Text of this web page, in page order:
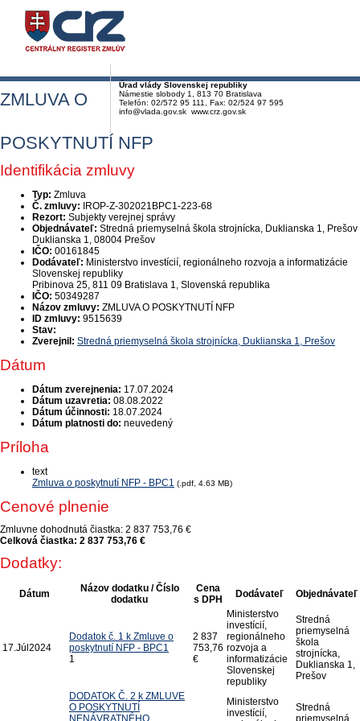
Úrad vlády Slovenskej republiky
Námestie slobody 1, 813 70 Bratislava
Telefón: 02/572 95 111, Fax: 02/524 97 595
info@vlada.gov.sk www.crz.gov.sk
ZMLUVA O
POSKYTNUTÍ NFP
Identifikácia zmluvy
Typ: Zmluva
Č. zmluvy:
IROP-Z-302021BPC1-223-68
Rezort: Subjekty verejnej správy
Objednávateľ: Stredná priemyselná škola strojnícka, Duklianska 1, Prešov
Duklianska 1, 08004 Prešov
IČO: 00161845
Dodávateľ: Ministerstvo investícií, regionálneho rozvoja a informatizácie
Slovenskej republiky
Pribinova 25, 811 09 Bratislava 1, Slovenská republika
IČO: 50349287
Názov zmluvy: ZMLUVA O POSKYTNUTÍ NFP
ID zmluvy: 9515639
Stav:
Zverejnil: Stredná priemyselná škola strojnícka, Duklianska 1, Prešov
Dátum
Dátum zverejnenia: 17.07.2024
Dátum uzavretia: 08.08.2022
Dátum účinnosti: 18.07.2024
Dátum platnosti do: neuvedený
Príloha
text
Zmluva o poskytnutí NFP - BPC1 (.pdf, 4.63 MB)
Cenové plnenie
Zmluvne dohodnutá čiastka: 2 837 753,76 €
Celková čiastka: 2 837 753,76 €
Dodatky:
Dátum
Názov dodatku / Číslo
dodatku
Cena
s DPH
Dodávateľ Objednávateľ
17.Júl 2024
Dodatok č. 1 k Zmluve o
poskytnutí NFP - BPC1
1
2 837
753,76
€
Ministerstvo
investícií,
regionálneho
rozvoja a
informatizácie
Slovenskej
republiky
Stredná
priemyselná
škola
strojnícka,
Duklianska 1,
Prešov
DODATOK Č. 2 k ZMLUVE
O POSKYTNUTÍ
NENÁVRATNÉHO
Ministerstvo
investícií,
Stredná
priemyselná